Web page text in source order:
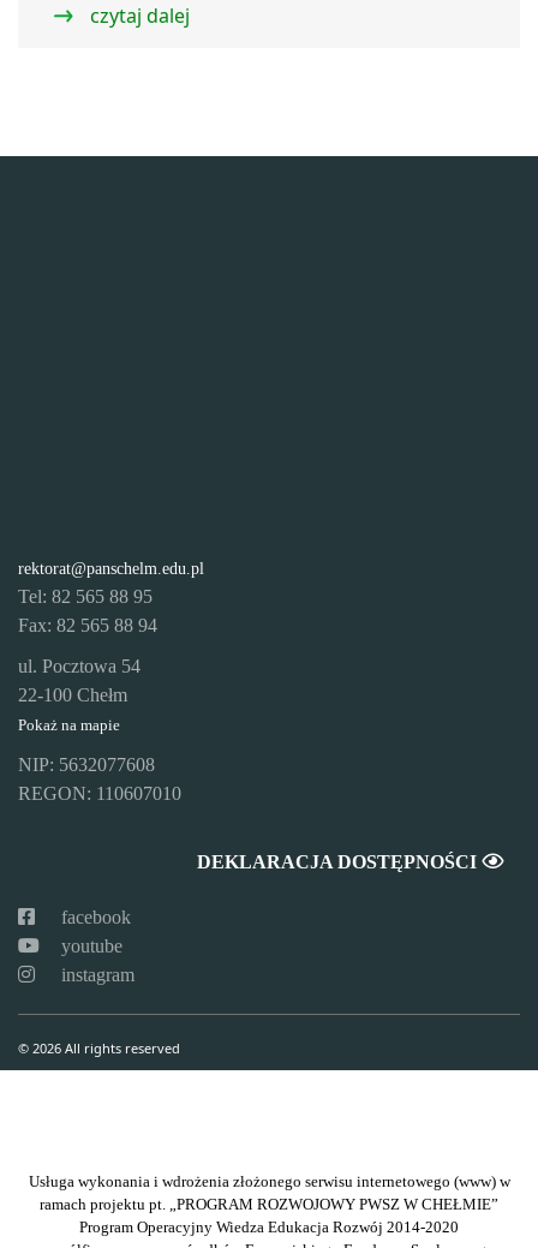
czytaj dalej
rektorat@panschelm.edu.pl
Tel: 82 565 88 95
Fax: 82 565 88 94
ul. Pocztowa 54
22-100 Chełm
Pokaż na mapie
NIP: 5632077608
REGON: 110607010
DEKLARACJA DOSTĘPNOŚCI
facebook
youtube
instagram
© 2026 All rights reserved
Usługa wykonania i wdrożenia złożonego serwisu internetowego (www) w
ramach projektu pt. „PROGRAM ROZWOJOWY PWSZ W CHEŁMIE”
Program Operacyjny Wiedza Edukacja Rozwój 2014-2020